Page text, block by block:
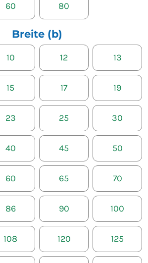
60 80
Breite (b)
10 12 13
15 17 19
23 25 30
40 45 50
60 65 70
86 90 100
108 120 125